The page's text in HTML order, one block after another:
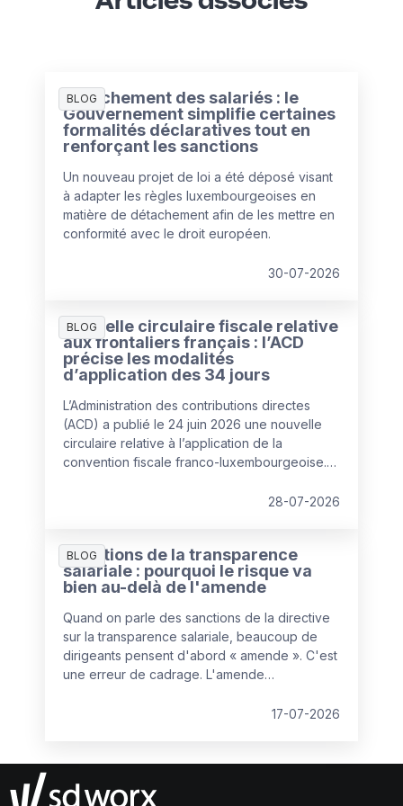
BLOG
Détachement des salariés : le
Gouvernement simplifie certaines
formalités déclaratives tout en
renforçant les sanctions
Un nouveau projet de loi a été déposé visant
à adapter les règles luxembourgeoises en
matière de détachement afin de les mettre en
conformité avec le droit européen.
30-07-2026
BLOG
Nouvelle circulaire fiscale relative
aux frontaliers français : l’ACD
précise les modalités
d’application des 34 jours
L’Administration des contributions directes
(ACD) a publié le 24 juin 2026 une nouvelle
circulaire relative à l’application de la
convention fiscale franco-luxembourgeoise.
apporte plusieurs clarifications pratiques
travailleurs frontaliers depuis l'entrée en
vigueur de l’avenant à la convention fiscale au
1er janvier 2023.
28-07-2026
BLOG
Sanctions de la transparence
salariale : pourquoi le risque va
bien au-delà de l'amende
Quand on parle des sanctions de la directive
sur la transparence salariale, beaucoup de
dirigeants pensent d'abord « amende ». C'est
une erreur de cadrage. L'amende
dispositif, et donc, paradoxalement, la moins
salariaux vont se gagner ou se perdre.
17-07-2026